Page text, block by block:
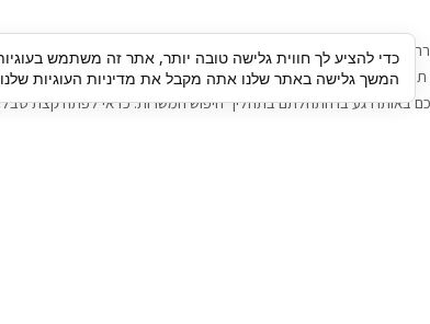
דרך חברות השמה כתיגבור כח אדם וסיעוד. על מנת להגיע אל הדייט
הלב וגם כאן תיגבור כח אדם וסיעוד תוכל להועיל. כדאי
באותו רגע בו התחלתם בתהליך חיפוש המשרות. כדאי לפתח קצת
כדי להציע לך חווית גלישה טובה יותר, אתר זה משתמש
המשך גלישה באתר שלנו אתה מקבל את מדיניות העוגיות